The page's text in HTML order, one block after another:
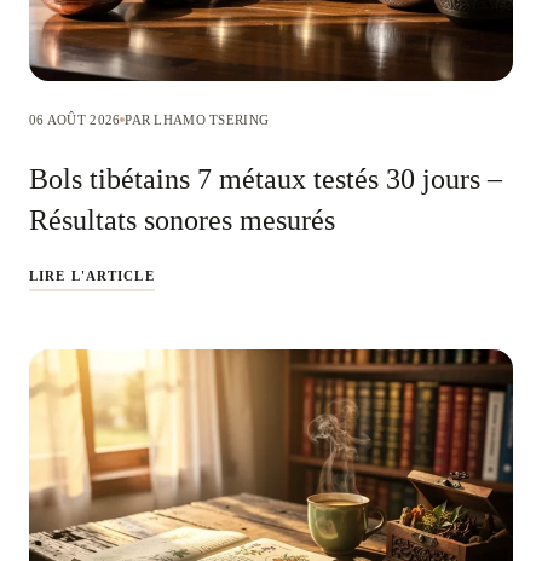
06 AOÛT 2026 PAR LHAMO TSERING
Bols tibétains 7 métaux testés 30 jours –
Résultats sonores mesurés
LIRE L'ARTICLE